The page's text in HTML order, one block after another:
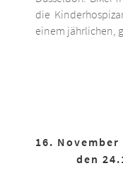
die
einem jährlichen,
16.
den